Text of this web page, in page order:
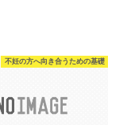
不妊の方へ向き合うための基礎